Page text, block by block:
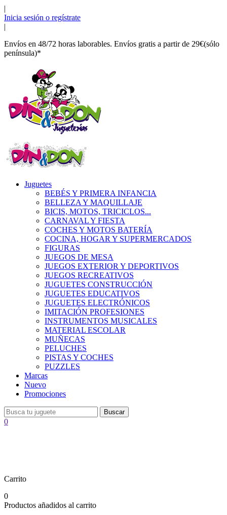
|
Inicia sesión o regístrate
|
Envíos en 48/72 horas laborables. Envíos gratis a partir de 29€(sólo
península)*
Juguetes
BEBÉS Y PRIMERA INFANCIA
BELLEZA Y MAQUILLAJE
BICIS, MOTOS, TRICICLOS...
CARNAVAL Y FIESTA
COCHES Y MOTOS BATERÍA
COCINA, HOGAR Y SUPERMERCADOS
FIGURAS
JUEGOS DE MESA
JUEGOS EXTERIOR Y DEPORTIVOS
JUEGOS RECREATIVOS
JUGUETES CONSTRUCCIÓN
JUGUETES EDUCATIVOS
JUGUETES ELECTRÓNICOS
IMITACIÓN PROFESIONES
INSTRUMENTOS MUSICALES
MATERIAL ESCOLAR
MUÑECAS
PELUCHES
PISTAS Y COCHES
PUZZLES
Marcas
Nuevo
Promociones
Buscar
0
Carrito
0
Productos añadidos al carrito